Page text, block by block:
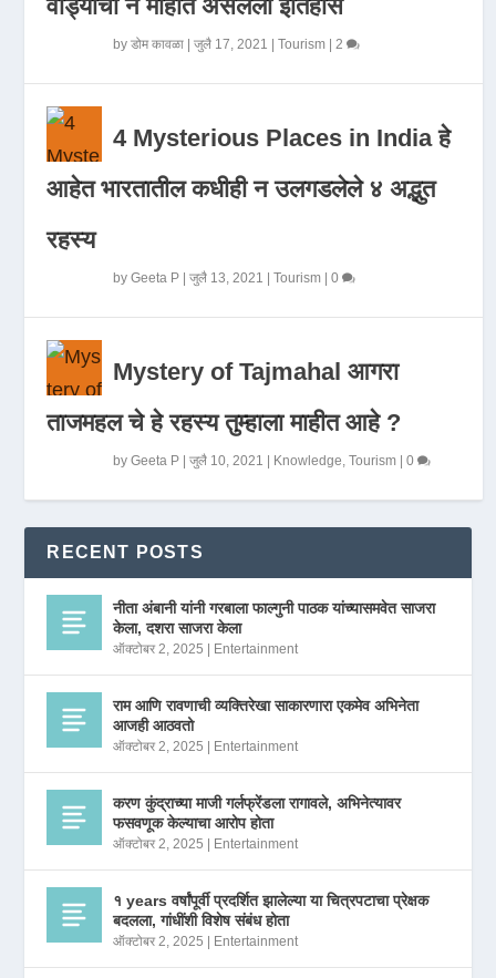
वाड्याचा न माहीत असलेला इतिहास
byडोम कावळा |जुलै 17, 2021 |Tourism |2
4 Mysterious Places in India हे
आहेत भारतातील कधीही न उलगडलेले ४ अद्भुत
रहस्य
byGeeta P |जुलै 13, 2021 |Tourism |0
Mystery of Tajmahal आगरा
ताजमहल चे हे रहस्य तुम्हाला माहीत आहे ?
byGeeta P |जुलै 10, 2021 Knowledge,Tourism |0
RECENT POSTS
नीता अंबानी यांनी गरबाला फाल्गुनी पाठक यांच्यासमवेत साजरा
केला, दशरा साजरा केला
ऑक्टोबर 2, 2025 Entertainment
राम आणि रावणाची व्यक्तिरेखा साकारणारा एकमेव अभिनेता
आजही आठवतो
ऑक्टोबर 2, 2025 Entertainment
करण कुंद्राच्या माजी गर्लफ्रेंडला रागावले, अभिनेत्यावर
फसवणूक केल्याचा आरोप होता
ऑक्टोबर 2, 2025 Entertainment
१ years वर्षांपूर्वी प्रदर्शित झालेल्या या चित्रपटाचा प्रेक्षक
बदलला, गांधींशी विशेष संबंध होता
ऑक्टोबर 2, 2025 Entertainment